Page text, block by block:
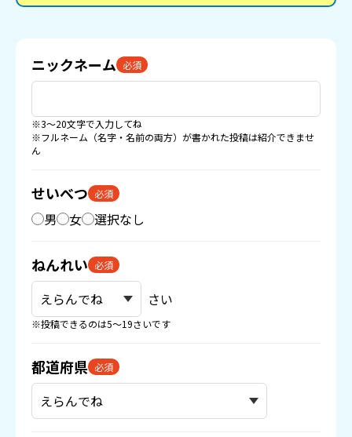
ニックネーム 必須
※3〜20文字で入力してね
※フルネーム（名字・名前の両方）が書かれた投稿は紹介できませ
ん
せいべつ 必須
男 女 選択なし
ねんれい 必須
さい
※投稿できるのは5〜19さいです
都道府県 必須